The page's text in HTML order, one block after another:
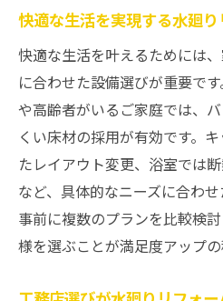
池田市の工務店と進
術
使い勝手を重視した
夫
水廻り改装で失敗し
信頼できる工務店の
功例
池田市のリフォーム補助
快適な生活を実現する水廻
快適な生活を叶えるためには
に合わせた設備選びが重要で
や高齢者がいるご家庭では、
くい床材の採用が有効です。
たレイアウト変更、浴室では
など、具体的なニーズに合わせ
事前に複数のプランを比較検
様を選ぶことが満足度アップの